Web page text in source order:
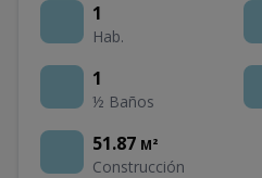
1
Hab.
1
½ Baños
51.87 M²
Construcción